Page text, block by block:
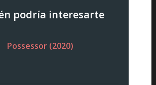
podría interesarte
Possessor (2020)